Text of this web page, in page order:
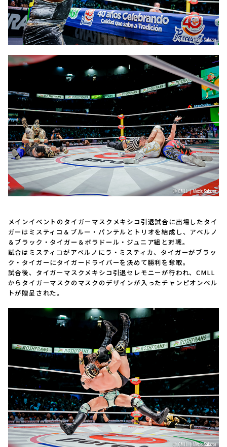
メインイベントのタイガーマスクメキシコ引退試合に出場したタイ
ガーはミスティコ＆ブルー・パンテルとトリオを結成し、アベルノ
＆ブラック・タイガー＆ボラドール・ジュニア組と対戦。
試合はミスティコがアベルノにラ・ミスティカ、タイガーがブラッ
ク・タイガーにタイガードライバーを決めて勝利を奪取。
試合後、タイガーマスクメキシコ引退セレモニーが行われ、CMLL
からタイガーマスクのマスクのデザインが入ったチャンピオンベル
トが贈呈された。